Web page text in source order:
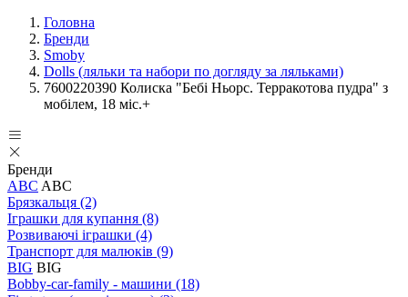
Головна
Бренди
Smoby
Dolls (ляльки та набори по догляду за ляльками)
7600220390 Колиска "Бебi Ньорс. Терракотова пудра" з
мобілем, 18 міс.+
Бренди
ABC ABC
Брязкальця (2)
Іграшки для купання (8)
Розвиваючі іграшки (4)
Транспорт для малюків (9)
BIG BIG
Bobby-car-family - машини (18)